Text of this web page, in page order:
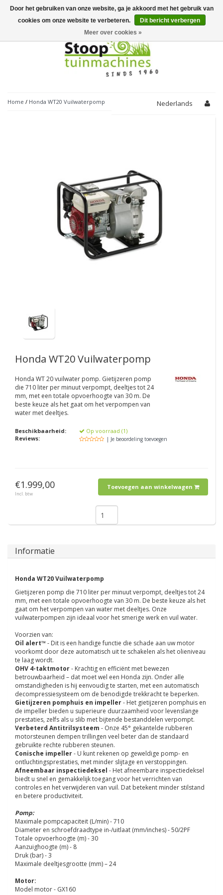
Toggle
navigation
Home / Honda WT20 Vuilwaterpomp Nederlands
Honda WT20 Vuilwaterpomp
Honda WT 20 vuilwater pomp. Gietijzeren pomp
die 710 liter per minuut verpompt, deeltjes tot 24
mm, met een totale opvoerhoogte van 30 m. De
beste keuze als het gaat om het verpompen van
water met deeltjes.
Beschikbaarheid:
Op voorraad (1)
Reviews:
| Je beoordeling toevoegen
€1.999,00
Incl. btw
Toevoegen aan winkelwagen
Informatie
Honda WT20 Vuilwaterpomp
Gietijzeren pomp die 710 liter per minuut verpompt, deeltjes tot 24
mm, met een totale opvoerhoogte van 30 m. De beste keuze als het
gaat om het verpompen van water met deeltjes. Onze
vuilwaterpompen zijn ideaal voor het smerige werk en vuil water.
Voorzien van:
Oil alert™ - Dit is een handige functie die schade aan uw motor
voorkomt door deze automatisch uit te schakelen als het olieniveau
te laag wordt.
OHV 4-taktmotor- Krachtig en efficiënt met bewezen
betrouwbaarheid – dat moet wel een Honda zijn. Onder alle
omstandigheden is hij eenvoudig te starten, met een automatisch
decompressiesysteem om de benodigde trekkracht te beperken.
Gietijzeren pomphuis en impeller- Het gietijzeren pomphuis en
de impeller bieden u superieure duurzaamheid voor levenslange
prestaties, zelfs als u slib met bijtende bestanddelen verpompt.
Verbeterd Antitrilsysteem - Onze 45° gekantelde rubberen
motorsteunen dempen trillingen veel beter dan de standaard
gebruikte rechte rubberen steunen.
Conische impeller- U kunt rekenen op geweldige pomp- en
ontluchtingsprestaties, met minder slijtage en verstoppingen.
Afneembaar inspectiedeksel - Het afneembare inspectiedeksel
biedt u snel en gemakkelijk toegang voor het verrichten van
controles en het verwijderen van vuil. Dat betekent minder stilstand
en betere productiviteit.
Pomp:
Maximale pompcapaciteit (L/min) - 710
Diameter en schroefdraadtype in-/uitlaat (mm/inches) - 50/2PF
Totale opvoerhoogte (m) - 30
Aanzuighoogte (m) - 8
Druk (bar) - 3
Maximale deeltjesgrootte (mm) – 24
Motor:
Model motor - GX160
Door het gebruiken van onze website, ga je akkoord met het gebruik van
cookies om onze website te verbeteren.
Dit bericht verbergen
Meer over cookies »